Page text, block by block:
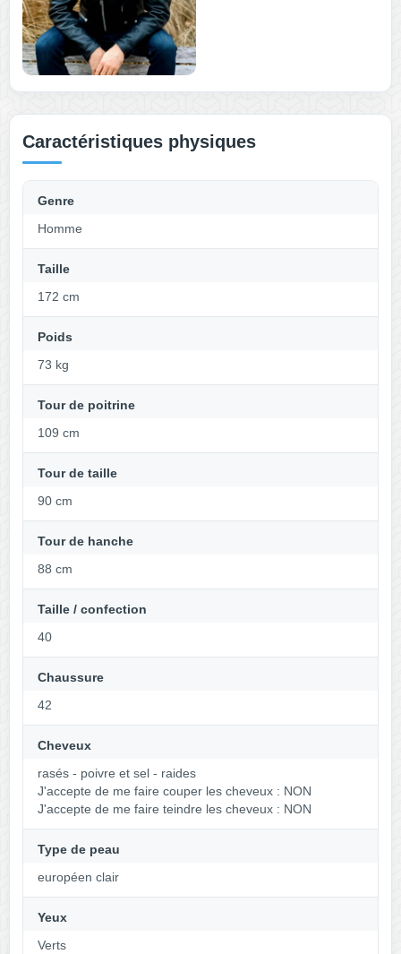
Caractéristiques physiques
Genre
Homme
Taille
172 cm
Poids
73 kg
Tour de poitrine
109 cm
Tour de taille
90 cm
Tour de hanche
88 cm
Taille / confection
40
Chaussure
42
Cheveux
rasés - poivre et sel - raides
J'accepte de me faire couper les cheveux : NON
J'accepte de me faire teindre les cheveux : NON
Type de peau
européen clair
Yeux
Verts